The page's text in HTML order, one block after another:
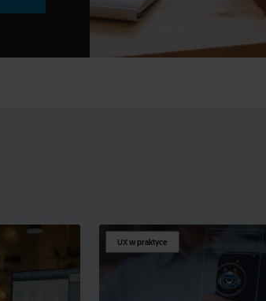
UX w praktyce